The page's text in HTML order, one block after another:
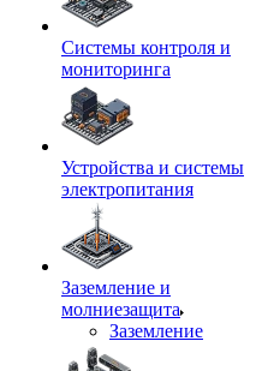
Системы контроля и
мониторинга
Устройства и системы
электропитания
Заземление и
молниезащита
Заземление